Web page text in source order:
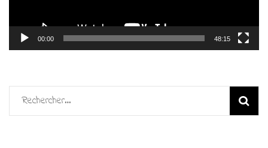
00:00 48:15
Rechercher :